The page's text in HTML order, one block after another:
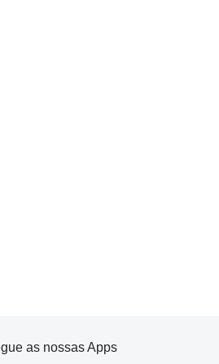
as nossas Apps